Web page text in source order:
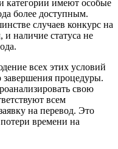
категории имеют особые
более доступным.
случаев конкурс на
наличие статуса не
всех этих условий
процедуры.
свою
всем
на перевод. Это
времени на